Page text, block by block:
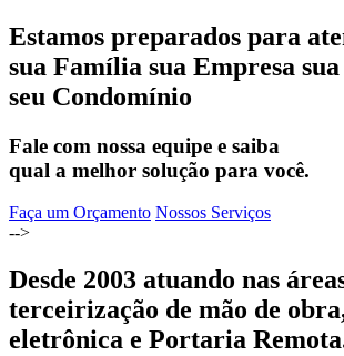
Estamos preparados para
sua Família sua Empresa
seu Condomínio
Fale com nossa equipe e saiba
qual a melhor solução para você.
Faça um Orçamento Nossos Serviços
-->
Desde 2003 atuando nas
terceirização de mão de
eletrônica e Portaria